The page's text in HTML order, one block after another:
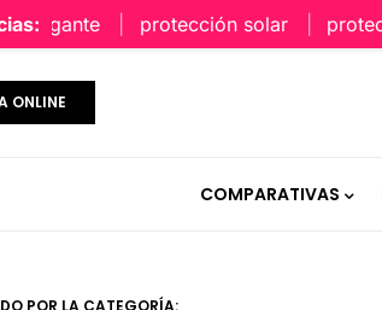
protección solar protección
ONLINE
COMPARATIVAS
POR LA CATEGORÍA: